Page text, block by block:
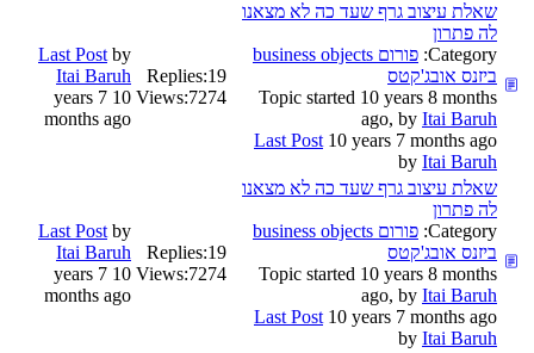
שאלת עיצוב גרף שעד כה לא מצאנו
לה פתרון
Category:
פורום business objects
ביזנס אובג'קטס
Topic started 10 years 8 months
ago, by Itai Baruh
Last Post 10 years 7 months ago
by Itai Baruh
Replies:19
Views:7274
Last Post by
Itai Baruh
10 years 7
months ago
שאלת עיצוב גרף שעד כה לא מצאנו
לה פתרון
Category:
פורום business objects
ביזנס אובג'קטס
Topic started 10 years 8 months
ago, by Itai Baruh
Last Post 10 years 7 months ago
by Itai Baruh
Replies:19
Views:7274
Last Post by
Itai Baruh
10 years 7
months ago